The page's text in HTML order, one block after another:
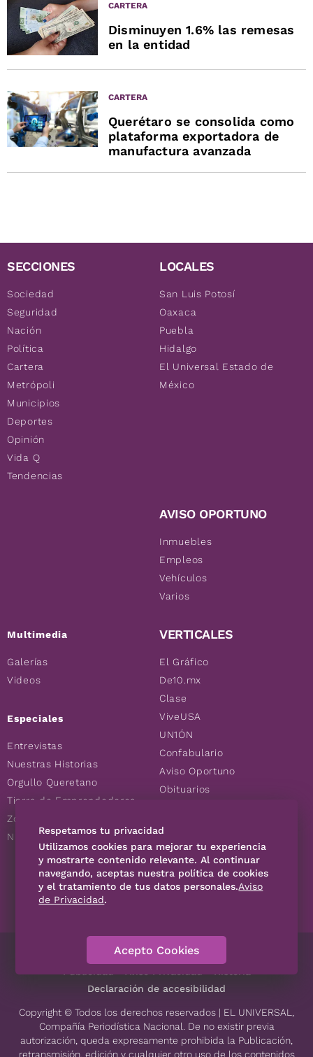
CARTERA
Disminuyen 1.6% las remesas
en la entidad
CARTERA
Querétaro se consolida como
plataforma exportadora de
manufactura avanzada
SECCIONES
Sociedad
Seguridad
Nación
Política
Cartera
Metrópoli
Municipios
Deportes
Opinión
Vida Q
Tendencias
Multimedia
Galerías
Videos
Especiales
Entrevistas
Nuestras Historias
Orgullo Queretano
Tierra de Emprendedores
Zoociales
Nuevos Queretanos
LOCALES
San Luis Potosí
Oaxaca
Puebla
Hidalgo
El Universal Estado de
México
AVISO OPORTUNO
Inmuebles
Empleos
Vehículos
Varios
VERTICALES
El Gráfico
De10.mx
Clase
ViveUSA
UN1ÓN
Confabulario
Aviso Oportuno
Obituarios
Consultas
SÍGUENOS
Contáctanos Código de Ética
Declaración de accesibilidad
Copyright © Todos los derechos reservados | EL UNIVERSAL,
Compañía Periodística Nacional. De no existir previa
autorización, queda expresamente prohibida la Publicación,
retransmisión, edición y cualquier otro uso de los contenidos
Respetamos tu privacidad
Utilizamos cookies para mejorar tu experiencia
y mostrarte contenido relevante. Al continuar
navegando, aceptas nuestra política de cookies
y el tratamiento de tus datos personales.Aviso
de Privacidad.
Acepto Cookies